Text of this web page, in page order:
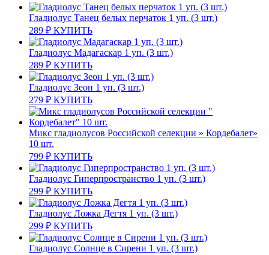
Гладиолус Танец белых перчаток 1 уп. (3 шт.)
289 ₽ КУПИТЬ
Гладиолус Мадагаскар 1 уп. (3 шт.)
289 ₽ КУПИТЬ
Гладиолус Зеон 1 уп. (3 шт.)
279 ₽ КУПИТЬ
Микс гладиолусов Российской селекции » Кордебалет»
10 шт.
799 ₽ КУПИТЬ
Гладиолус Гиперпространство 1 уп. (3 шт.)
299 ₽ КУПИТЬ
Гладиолус Ложка Дегтя 1 уп. (3 шт.)
299 ₽ КУПИТЬ
Гладиолус Солнце в Сирени 1 уп. (3 шт.)